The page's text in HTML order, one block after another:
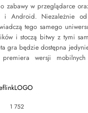
zabawy w przeglądarce
i Android. Niezależnie od
tego samego
i stoczą bitwy z tymi
gra będzie dostępna
premiera wersji
1 752